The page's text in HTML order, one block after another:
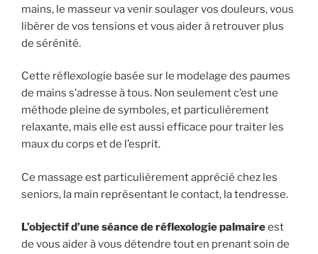
mains, le masseur va venir soulager vos douleurs, vous
libérer de vos tensions et vous aider à retrouver plus
de sérénité.
Cette réflexologie basée sur le modelage des paumes
de mains s’adresse à tous. Non seulement c’est une
méthode pleine de symboles, et particulièrement
relaxante, mais elle est aussi efficace pour traiter les
maux du corps et de l’esprit.
Ce massage est particulièrement apprécié chez les
seniors, la main représentant le contact, la tendresse.
L’objectif d’une séance de réflexologie palmaireest
de vous aider à vous détendre tout en prenant soin de